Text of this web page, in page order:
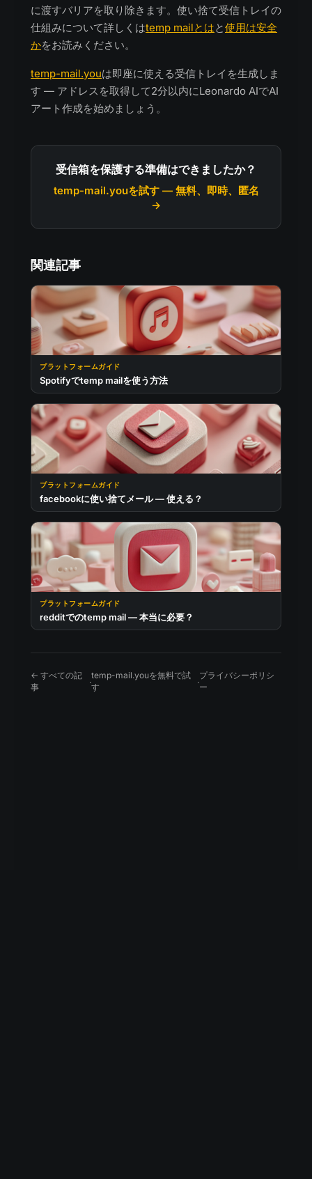
に渡すバリアを取り除きます。使い捨て受信トレイの
仕組みについて詳しくはtemp mailとはと使用は安全
かをお読みください。
temp-mail.youは即座に使える受信トレイを生成しま
す — アドレスを取得して2分以内にLeonardo AIでAI
アート作成を始めましょう。
受信箱を保護する準備はできましたか？
temp-mail.youを試す — 無料、即時、匿名
→
関連記事
プラットフォームガイド
Spotifyでtemp mailを使う方法
プラットフォームガイド
facebookに使い捨てメール — 使える？
プラットフォームガイド
redditでのtemp mail — 本当に必要？
← すべての記
事
·
temp-mail.youを無料で試
す
·
プライバシーポリシ
ー